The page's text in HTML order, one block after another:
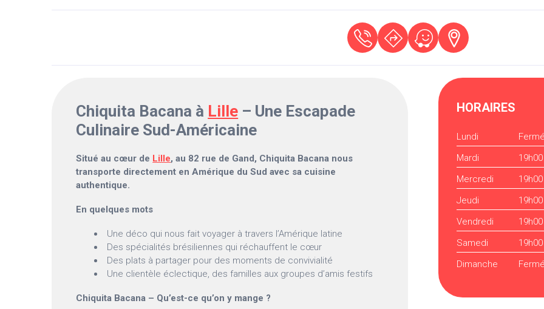
Chiquita Bacana à Lille – Une Escapade
Culinaire Sud-Américaine
Situé au cœur de Lille, au 82 rue de Gand, Chiquita Bacana nous
transporte directement en Amérique du Sud avec sa cuisine
authentique.
En quelques mots
Une déco qui nous fait voyager à travers l’Amérique latine
Des spécialités brésiliennes qui réchauffent le cœur
Des plats à partager pour des moments de convivialité
Une clientèle éclectique, des familles aux groupes d’amis festifs
Chiquita Bacana – Qu’est-ce qu’on y mange ?
HORAIRES
Lundi
Fermé
Mardi
Mercredi
Jeudi
Vendredi
Samedi
Dimanche
Fermé